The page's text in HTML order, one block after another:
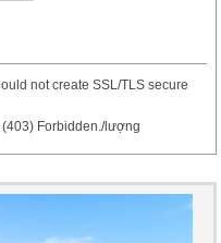
not create SSL/TLS secure
Forbidden./lượng